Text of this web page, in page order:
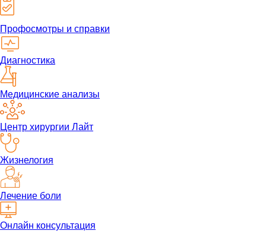
Профосмотры и справки
Диагностика
Медицинские анализы
Центр хирургии Лайт
Жизнелогия
Лечение боли
Онлайн консультация